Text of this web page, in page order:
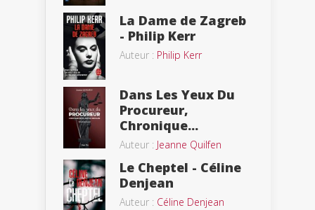
La Dame de Zagreb
- Philip Kerr
Auteur : Philip Kerr
Dans Les Yeux Du
Procureur,
Chronique...
Auteur : Jeanne Quilfen
Le Cheptel - Céline
Denjean
Auteur : Céline Denjean